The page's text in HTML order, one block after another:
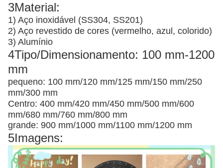
3Material:
1) Aço inoxidável (SS304, SS201)
2) Aço revestido de cores (vermelho, azul, colorido)
3) Alumínio
4Tipo/Dimensionamento: 100 mm-1200
mm
pequeno: 100 mm/120 mm/125 mm/150 mm/250
mm/300 mm
Centro: 400 mm/420 mm/450 mm/500 mm/600
mm/680 mm/760 mm/800 mm
grande: 900 mm/1000 mm/1100 mm/1200 mm
5Imagens: